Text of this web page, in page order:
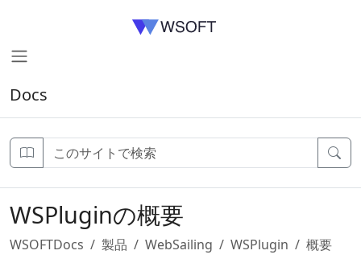
Docs
WSPluginの概要
WSOFTDocs 製品 WebSailing WSPlugin
概要